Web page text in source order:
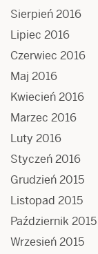
Sierpień 2016
Lipiec 2016
Czerwiec 2016
Maj 2016
Kwiecień 2016
Marzec 2016
Luty 2016
Styczeń 2016
Grudzień 2015
Listopad 2015
Październik 2015
Wrzesień 2015